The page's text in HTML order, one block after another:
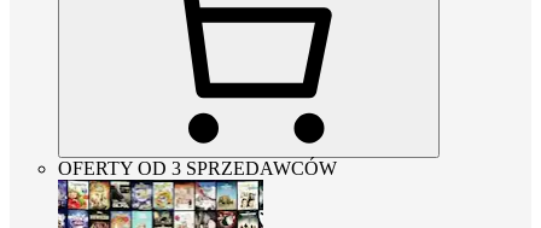
OFERTY OD 3 SPRZEDAWCÓW